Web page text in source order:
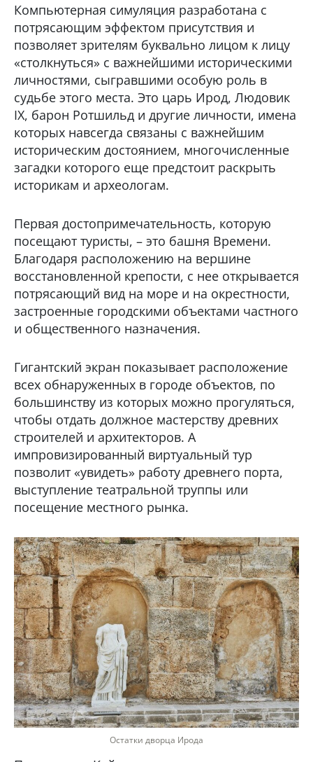
Компьютерная симуляция разработана с
потрясающим эффектом присутствия и
позволяет зрителям буквально лицом к лицу
«столкнуться» с важнейшими историческими
личностями, сыгравшими особую роль в
судьбе этого места. Это царь Ирод, Людовик
IX, барон Ротшильд и другие личности, имена
которых навсегда связаны с важнейшим
историческим достоянием, многочисленные
загадки которого еще предстоит раскрыть
историкам и археологам.
Первая достопримечательность, которую
посещают туристы, – это башня Времени.
Благодаря расположению на вершине
восстановленной крепости, с нее открывается
потрясающий вид на море и на окрестности,
застроенные городскими объектами частного
и общественного назначения.
Гигантский экран показывает расположение
всех обнаруженных в городе объектов, по
большинству из которых можно прогуляться,
чтобы отдать должное мастерству древних
строителей и архитекторов. А
импровизированный виртуальный тур
позволит «увидеть» работу древнего порта,
выступление театральной труппы или
посещение местного рынка.
Остатки дворца Ирода